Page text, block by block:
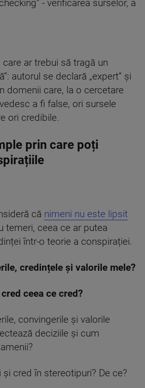
- verificarea surselor, a
ar trebui să tragă un
autorul se declară „expert” și
domenii care, la o cercetare
a fi false, ori sursele
ori credibile.
prin care poți
că nimeni nu este lipsit
temeri, ceea ce ar putea
într-o teorie a conspirației.
credințele și valorile mele?
ceea ce cred?
convingerile și valorile
deciziile și cum
cred în stereotipuri? De ce?